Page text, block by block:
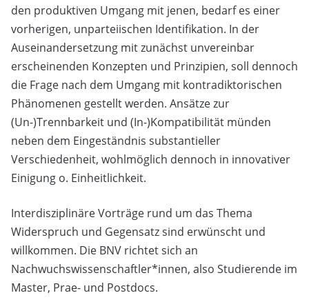
den produktiven Umgang mit jenen, bedarf es einer
vorherigen, unparteiischen Identifikation. In der
Auseinandersetzung mit zunächst unvereinbar
erscheinenden Konzepten und Prinzipien, soll dennoch
die Frage nach dem Umgang mit kontradiktorischen
Phänomenen gestellt werden. Ansätze zur
(Un-)Trennbarkeit und (In-)Kompatibilität münden
neben dem Eingeständnis substantieller
Verschiedenheit, wohlmöglich dennoch in innovativer
Einigung o. Einheitlichkeit.
Interdisziplinäre Vorträge rund um das Thema
Widerspruch und Gegensatz sind erwünscht und
willkommen. Die BNV richtet sich an
Nachwuchswissenschaftler*innen, also Studierende im
Master, Prae- und Postdocs.